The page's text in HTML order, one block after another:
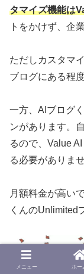
タマイズ機能は
トをかけず、企
ただしカスタマ
ブログにある程
一方、AIブログ
ンがあります。
るので、Value
る必要がありませ
月額料金が高い
くんのUnlimited
メニュー ホー